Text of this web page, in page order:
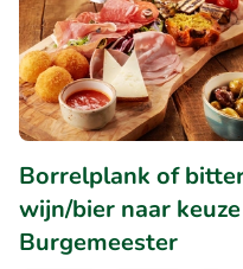
Borrelplank of
wijn/bier naar
Burgemeester